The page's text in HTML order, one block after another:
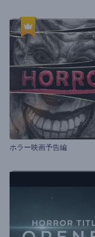
ホラー映画予告編